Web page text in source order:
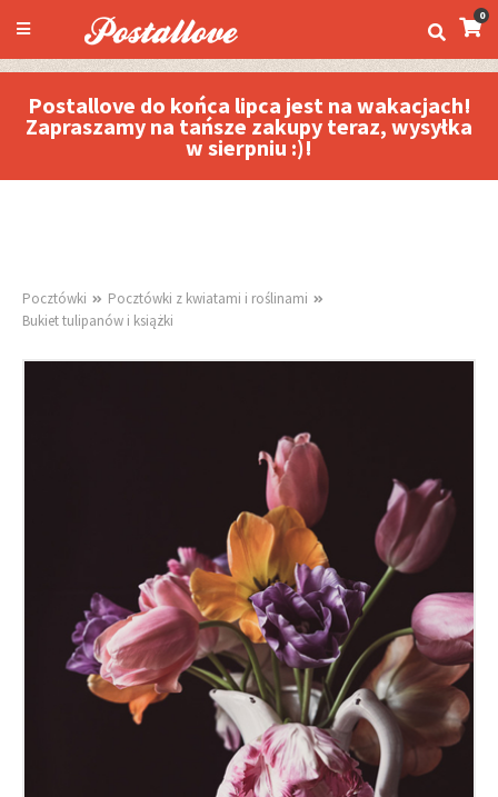
0
Postallove do końca lipca jest na wakacjach!
Zapraszamy na tańsze zakupy teraz, wysyłka
w sierpniu :)!
Pocztówki
Pocztówki z kwiatami i roślinami
Bukiet tulipanów i książki